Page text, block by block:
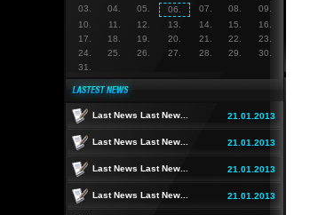
03.
04. 05. 06. 07. 08.
09.
10.
11. 12. 13. 14. 15.
16.
17.
18. 19. 20. 21. 22.
23.
24.
25. 26. 27. 28. 29.
30.
31.
Last News Last New... 21.01.2013
Last News Last New... 21.01.2013
Last News Last New... 21.01.2013
Last News Last New... 21.01.2013